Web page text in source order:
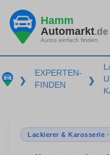
Hamm
Automarkt.de
Autos einfach finden
❯
EXPERTEN-
FINDEN
❯
Lackierer & Karosserie